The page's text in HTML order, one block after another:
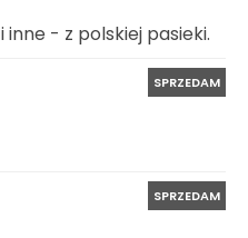
inne - z polskiej pasieki.
SPRZEDAM
SPRZEDAM